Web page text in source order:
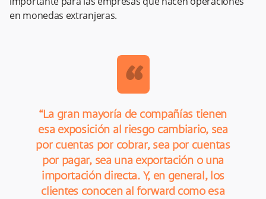
en monedas extranjeras.
“
“La gran mayoría de compañías tienen
esa exposición al riesgo cambiario, sea
por cuentas por cobrar, sea por cuentas
por pagar, sea una exportación o una
importación directa. Y, en general, los
clientes conocen al forward como esa